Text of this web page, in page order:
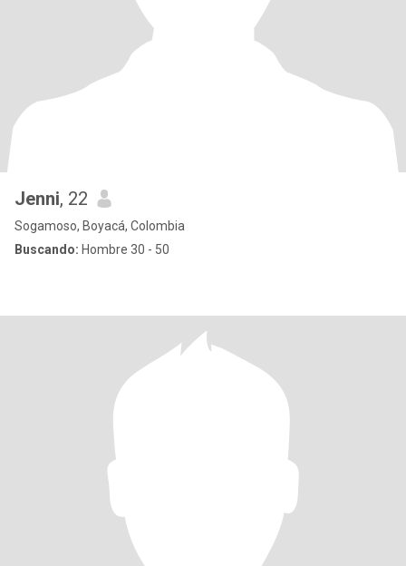
Jenni, 22
Sogamoso, Boyacá, Colombia
Buscando: Hombre 30 - 50